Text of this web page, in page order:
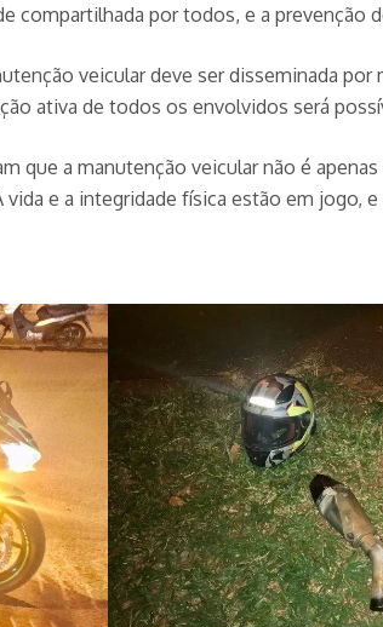
compartilhada por todos, e a
veicular deve ser disseminada
ativa de todos os envolvidos será
que a manutenção veicular não é
e a integridade física estão em jogo,